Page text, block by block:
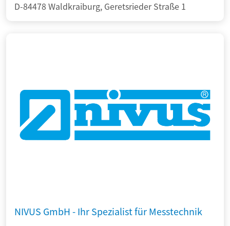
D-84478 Waldkraiburg, Geretsrieder Straße 1
NIVUS GmbH - Ihr Spezialist für Messtechnik